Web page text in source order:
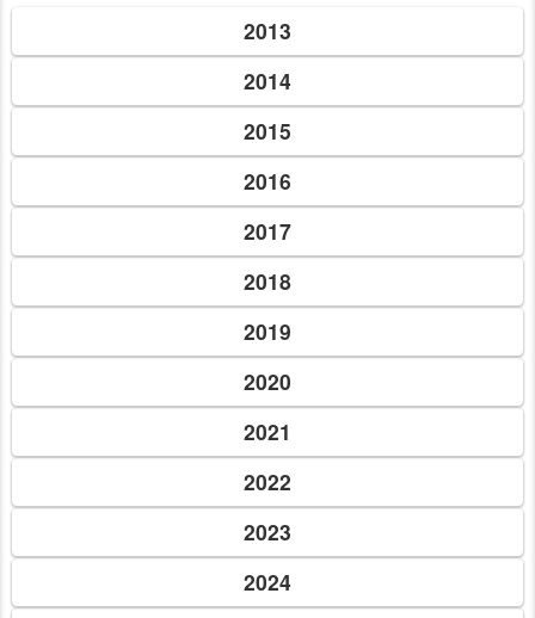
2013
2014
2015
2016
2017
2018
2019
2020
2021
2022
2023
2024